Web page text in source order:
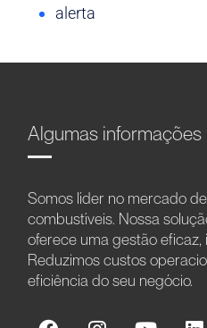
alerta
Algumas informações
Somos líder no mercado
combustíveis. Nossa
oferece uma gestão eficaz,
Reduzimos custos
eficiência do seu negócio.